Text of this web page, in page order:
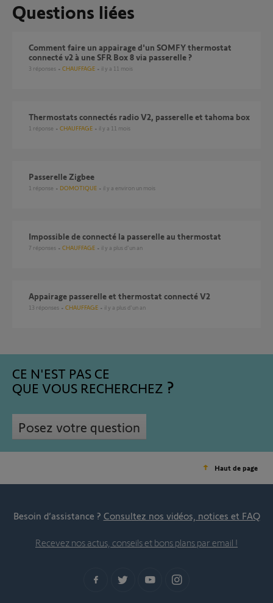
Questions liées
Comment faire un appairage d'un SOMFY thermostat
connecté v2 à une SFR Box 8 via passerelle ?
3 réponses CHAUFFAGE il y a 11 mois
thermostats connectés radio V2, passerelle et tahoma box
1 réponse CHAUFFAGE il y a 11 mois
Passerelle Zigbee
1 réponse DOMOTIQUE il y a environ un mois
impossible de connecté la passerelle au thermostat
7 réponses CHAUFFAGE il y a plus d'un an
Appairage passerelle et thermostat connecté V2
13 réponses CHAUFFAGE il y a plus d'un an
CE N'EST PAS CE
QUE VOUS RECHERCHEZ
Posez votre question
Haut de page
Besoin d’assistance ? Consultez nos vidéos, notices et FAQ
Recevez nos actus, conseils et bons plans par email !